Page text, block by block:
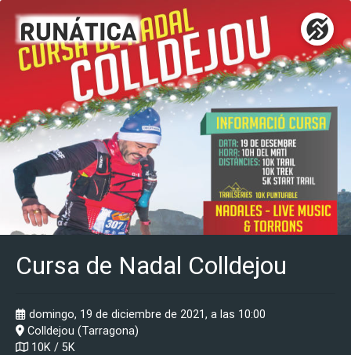
Cursa de Nadal Colldejou
domingo, 19 de diciembre de 2021, a las 10:00
Colldejou (Tarragona)
10K / 5K